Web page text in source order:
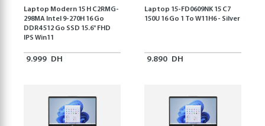
Laptop Modern 15 H C2RMG-
298MA Intel 9-270H 16 Go
DDR4 512 Go SSD 15.6" FHD
IPS Win11
9.999 DH
Laptop 15-FD0609NK 15 C7
150U 16 Go 1 To W11H6 - Silver
9.890 DH